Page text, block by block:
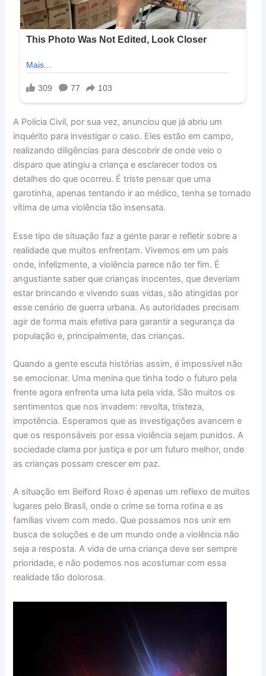
A Polícia Civil, por sua vez, anunciou que já abriu um
inquérito para investigar o caso. Eles estão em campo,
realizando diligências para descobrir de onde veio o
disparo que atingiu a criança e esclarecer todos os
detalhes do que ocorreu. É triste pensar que uma
garotinha, apenas tentando ir ao médico, tenha se tornado
vítima de uma violência tão insensata.
Esse tipo de situação faz a gente parar e refletir sobre a
realidade que muitos enfrentam. Vivemos em um país
onde, infelizmente, a violência parece não ter fim. É
angustiante saber que crianças inocentes, que deveriam
estar brincando e vivendo suas vidas, são atingidas por
esse cenário de guerra urbana. As autoridades precisam
agir de forma mais efetiva para garantir a segurança da
população e, principalmente, das crianças.
Quando a gente escuta histórias assim, é impossível não
se emocionar. Uma menina que tinha todo o futuro pela
frente agora enfrenta uma luta pela vida. São muitos os
sentimentos que nos invadem: revolta, tristeza,
impotência. Esperamos que as investigações avancem e
que os responsáveis por essa violência sejam punidos. A
sociedade clama por justiça e por um futuro melhor, onde
as crianças possam crescer em paz.
A situação em Belford Roxo é apenas um reflexo de muitos
lugares pelo Brasil, onde o crime se torna rotina e as
famílias vivem com medo. Que possamos nos unir em
busca de soluções e de um mundo onde a violência não
seja a resposta. A vida de uma criança deve ser sempre
prioridade, e não podemos nos acostumar com essa
realidade tão dolorosa.